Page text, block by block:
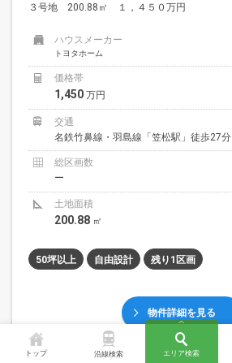
トップ 沿線検索 エリア検索
３号地 200.88㎡ １，４５０万円
ハウスメーカー
トヨタホーム
価格帯
1,450 万円
交通
名鉄竹鼻線・羽島線「笠松駅」徒歩27分
総区画数
ー
土地面積
200.88 ㎡
50坪以上 自由設計 残り1区画
物件詳細を見る